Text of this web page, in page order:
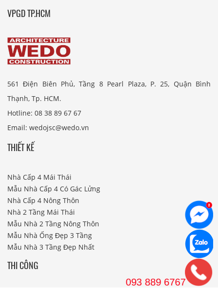
VPGD TP.HCM
561 Điện Biên Phủ, Tầng 8 Pearl Plaza, P. 25, Quận Bình
Thạnh, Tp. HCM.
Hotline: 08 38 89 67 67
Email: wedojsc@wedo.vn
THIẾT KẾ
Nhà Cấp 4 Mái Thái
Mẫu Nhà Cấp 4 Có Gác Lửng
Nhà Cấp 4 Nông Thôn
Nhà 2 Tầng Mái Thái
Mẫu Nhà 2 Tầng Nông Thôn
Mẫu Nhà Ống Đẹp 3 Tầng
Mẫu Nhà 3 Tầng Đẹp Nhất
THI CÔNG